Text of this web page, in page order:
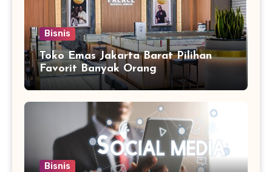
Bisnis
Toko Emas Jakarta Barat Pilihan
Favorit Banyak Orang
Bisnis